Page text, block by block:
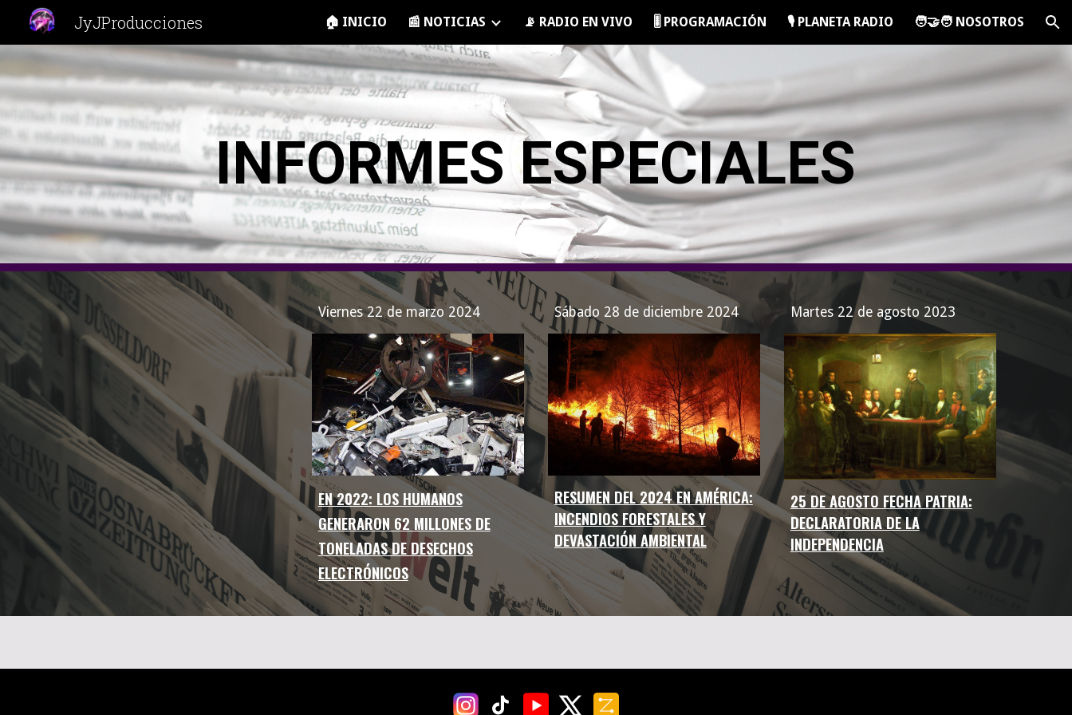
Skip to main content Skip to navigation
JyJProducciones 🏠 INICIO 📰 NOTICIAS 📡 RADIO EN VIVO 🎚️ PROGRAMACIÓN 🎙️ PLANETA RADIO 🧑‍🤝‍🧑 NOSOTROS
INFORMES ESPECIALES
Viernes 22 de marzo 2024
EN 2022: LOS HUMANOS
GENERARON 62 MILLONES DE
TONELADAS DE DESECHOS
ELECTRÓNICOS
Sábado 28 de diciembre 2024
RESUMEN DEL 2024 EN AMÉRICA:
INCENDIOS FORESTALES Y
DEVASTACIÓN AMBIENTAL
Martes 22 de agosto 2023
25 DE AGOSTO FECHA PATRIA:
DECLARATORIA DE LA
INDEPENDENCIA